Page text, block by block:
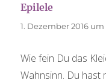
Epilele
1. Dezember 2016 um
Wie fein Du das
Wahnsinn. Du hast